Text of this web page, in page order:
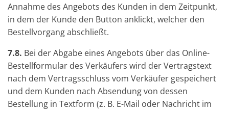
Annahme des Angebots des Kunden in dem Zeitpunkt,
in dem der Kunde den Button anklickt, welcher den
Bestellvorgang abschließt.
7.8. Bei der Abgabe eines Angebots über das Online-
Bestellformular des Verkäufers wird der Vertragstext
nach dem Vertragsschluss vom Verkäufer gespeichert
und dem Kunden nach Absendung von dessen
Bestellung in Textform (z. B. E-Mail oder Nachricht im